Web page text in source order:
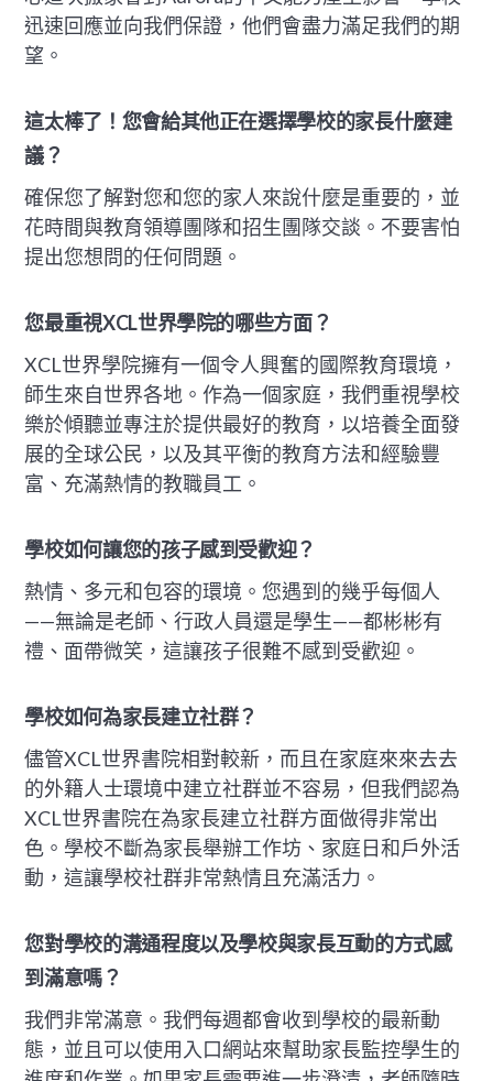
迅速回應並向我們保證，他們會盡力滿足我們的期
望。
這太棒了！您會給其他正在選擇學校的家長什麼建
議？
確保您了解對您和您的家人來說什麼是重要的，並
花時間與教育領導團隊和招生團隊交談。不要害怕
提出您想問的任何問題。
您最重視XCL世界學院的哪些方面？
XCL世界學院擁有一個令人興奮的國際教育環境，
師生來自世界各地。作為一個家庭，我們重視學校
樂於傾聽並專注於提供最好的教育，以培養全面發
展的全球公民，以及其平衡的教育方法和經驗豐
富、充滿熱情的教職員工。
學校如何讓您的孩子感到受歡迎？
熱情、多元和包容的環境。您遇到的幾乎每個人
——無論是老師、行政人員還是學生——都彬彬有
禮、面帶微笑，這讓孩子很難不感到受歡迎。
學校如何為家長建立社群？
儘管XCL世界書院相對較新，而且在家庭來來去去
的外籍人士環境中建立社群並不容易，但我們認為
XCL世界書院在為家長建立社群方面做得非常出
色。學校不斷為家長舉辦工作坊、家庭日和戶外活
動，這讓學校社群非常熱情且充滿活力。
您對學校的溝通程度以及學校與家長互動的方式感
到滿意嗎？
我們非常滿意。我們每週都會收到學校的最新動
態，並且可以使用入口網站來幫助家長監控學生的